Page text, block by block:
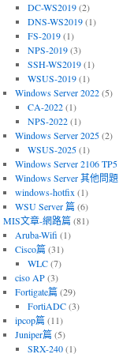
DC-WS2019(2)
DNS-WS2019(1)
FS-2019(1)
NPS-2019(3)
SSH-WS2019(1)
WSUS-2019(1)
Windows Server 2022(5)
CA-2022(1)
NPS-2022(1)
Windows Server 2025(2)
WSUS-2025(1)
Windows Server 2106 TP5
Windows Server 其他問題
windows-hotfix (1)
WSU Server 篇(6)
MIS文章-網路篇(81)
Aruba-Wifi (1)
Cisco篇(31)
WLC(7)
ciso AP(3)
Fortigate篇(29)
FortiADC(3)
ipcop篇(11)
Juniper篇(5)
SRX-240(1)